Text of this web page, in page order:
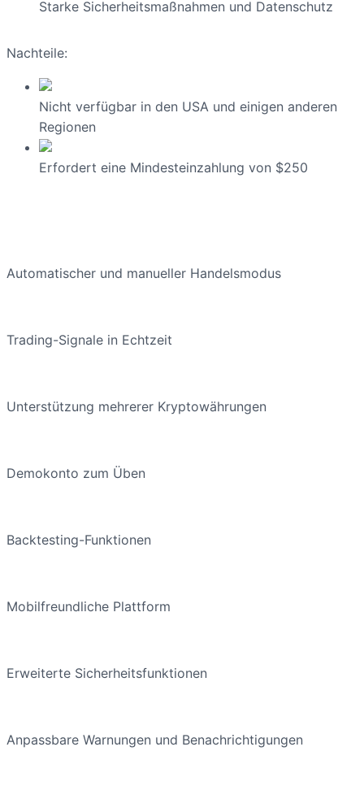
Starke Sicherheitsmaßnahmen und Datenschutz
Nachteile:
Nicht verfügbar in den USA und einigen anderen
Regionen
Erfordert eine Mindesteinzahlung von $250
Automatischer und manueller Handelsmodus
Trading-Signale in Echtzeit
Unterstützung mehrerer Kryptowährungen
Demokonto zum Üben
Backtesting-Funktionen
Mobilfreundliche Plattform
Erweiterte Sicherheitsfunktionen
Anpassbare Warnungen und Benachrichtigungen